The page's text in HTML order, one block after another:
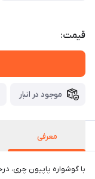
قیمت:
موجود در انبار
معرفی
با گوشواره پاپیون چری،